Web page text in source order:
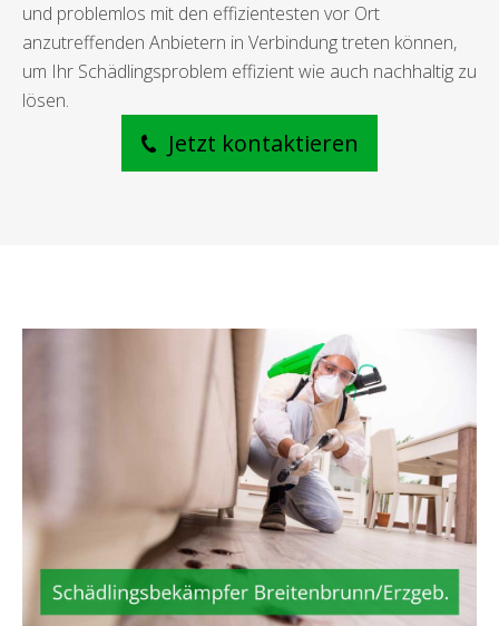
und problemlos mit den effizientesten vor Ort
anzutreffenden Anbietern in Verbindung treten können,
um Ihr Schädlingsproblem effizient wie auch nachhaltig zu
lösen.
Jetzt kontaktieren